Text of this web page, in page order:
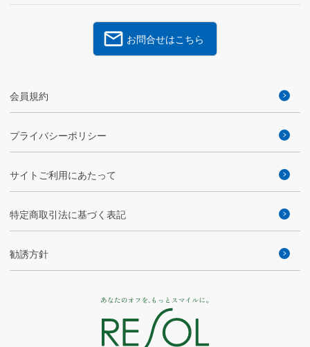
お問合せはこちら
会員規約
プライバシーポリシー
サイトご利用にあたって
特定商取引法に基づく表記
勧誘方針